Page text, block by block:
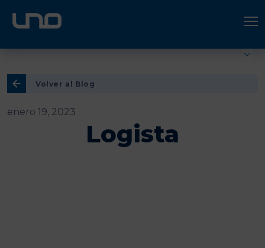
ÚNETE A UNO LOGÍSTICA
Volver al Blog
enero 19, 2023
Logista